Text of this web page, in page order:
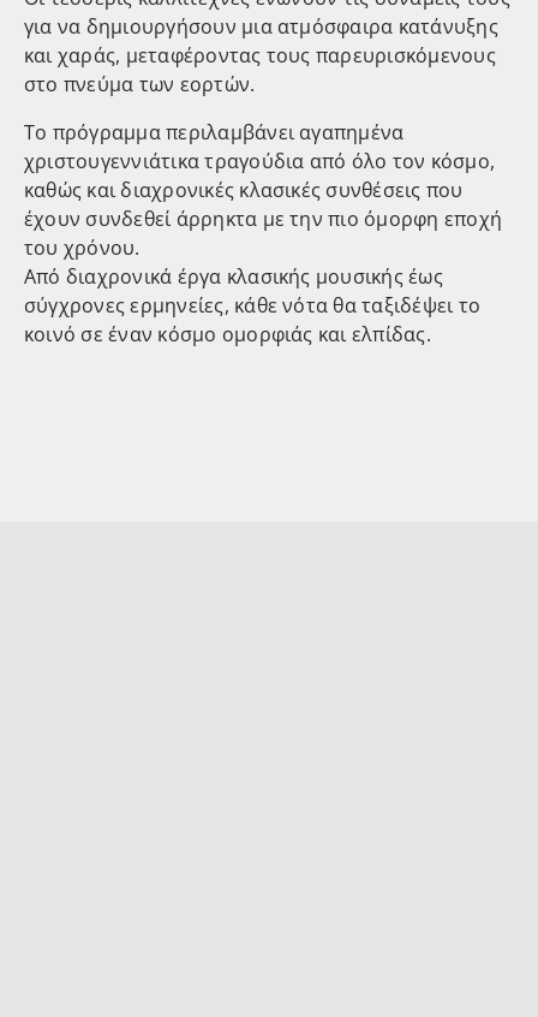
για να δημιουργήσουν μια ατμόσφαιρα κατάνυξης
και χαράς, μεταφέροντας τους παρευρισκόμενους
στο πνεύμα των εορτών.
Το πρόγραμμα περιλαμβάνει αγαπημένα
χριστουγεννιάτικα τραγούδια από όλο τον κόσμο,
καθώς και διαχρονικές κλασικές συνθέσεις που
έχουν συνδεθεί άρρηκτα με την πιο όμορφη εποχή
του χρόνου.
Από διαχρονικά έργα κλασικής μουσικής έως
σύγχρονες ερμηνείες, κάθε νότα θα ταξιδέψει το
κοινό σε έναν κόσμο ομορφιάς και ελπίδας.